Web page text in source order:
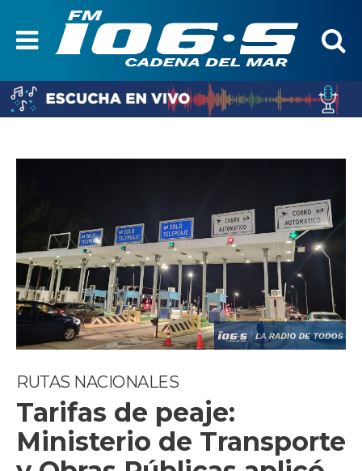
RUTAS NACIONALES
Tarifas de peaje:
Ministerio de Transporte